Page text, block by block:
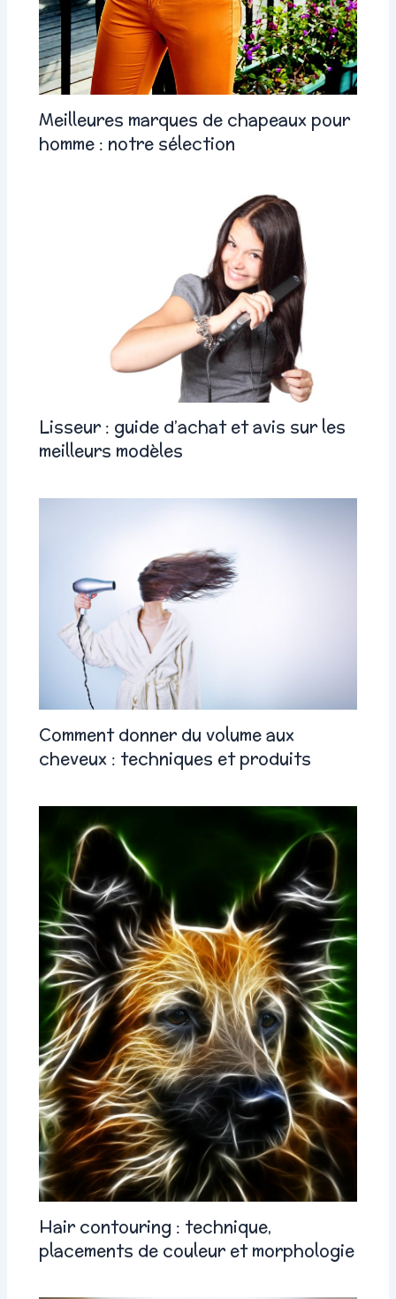
Meilleures marques de chapeaux pour
homme : notre sélection
Lisseur : guide d’achat et avis sur les
meilleurs modèles
Comment donner du volume aux
cheveux : techniques et produits
Hair contouring : technique,
placements de couleur et morphologie